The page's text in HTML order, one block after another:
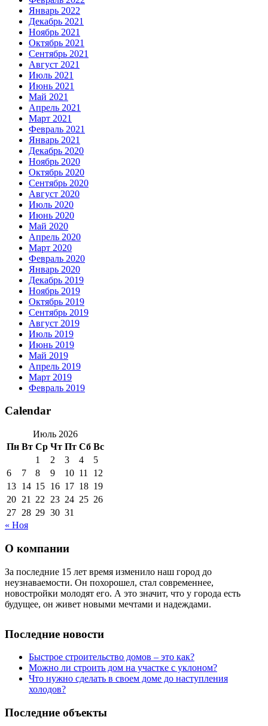
Январь 2022
Декабрь 2021
Ноябрь 2021
Октябрь 2021
Сентябрь 2021
Август 2021
Июль 2021
Июнь 2021
Май 2021
Апрель 2021
Март 2021
Февраль 2021
Январь 2021
Декабрь 2020
Ноябрь 2020
Октябрь 2020
Сентябрь 2020
Август 2020
Июль 2020
Июнь 2020
Май 2020
Апрель 2020
Март 2020
Февраль 2020
Январь 2020
Декабрь 2019
Ноябрь 2019
Октябрь 2019
Сентябрь 2019
Август 2019
Июль 2019
Июнь 2019
Май 2019
Апрель 2019
Март 2019
Февраль 2019
Calendar
Июль 2026
Пн Вт Ср Чт Пт Сб Вс
1
2 3 4
5
6
7 8 9 10 11
12
13 14 15 16 17 18 19
20 21 22 23 24 25 26
27 28 29 30 31
« Ноя
О компании
За последние 15 лет время изменило наш город до
неузнаваемости. Он похорошел, стал современнее,
новостройки молодят его. А это значит, что у города есть
будущее, он живет новыми мечтами и надеждами.
Последние новости
Быстрое строительство домов – это как?
Можно ли строить дом на участке с уклоном?
Что нужно сделать в своем доме до наступления
холодов?
Последние объекты